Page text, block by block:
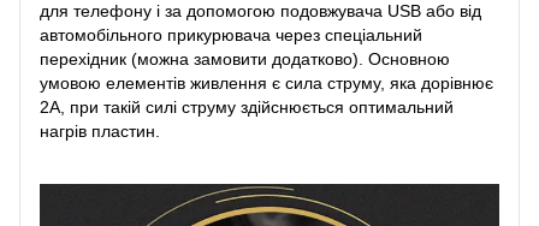
для телефону і за допомогою подовжувача USB або від
автомобільного прикурювача через спеціальний
перехідник (можна замовити додатково). Основною
умовою елементів живлення є сила струму, яка дорівнює
2А, при такій силі струму здійснюється оптимальний
нагрів пластин.